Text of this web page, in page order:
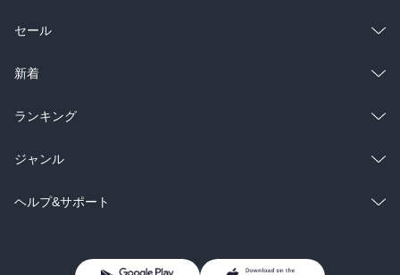
総合
ラノベ
雑誌・グラビア
BL・TL
セール
総合
ラノベ
雑誌・グラビア
BL・TL
新着
総合
ラノベ
雑誌・グラビア
ランキング
総合
ラノベ
ジャンル
コミック
ヘルプ&サポート